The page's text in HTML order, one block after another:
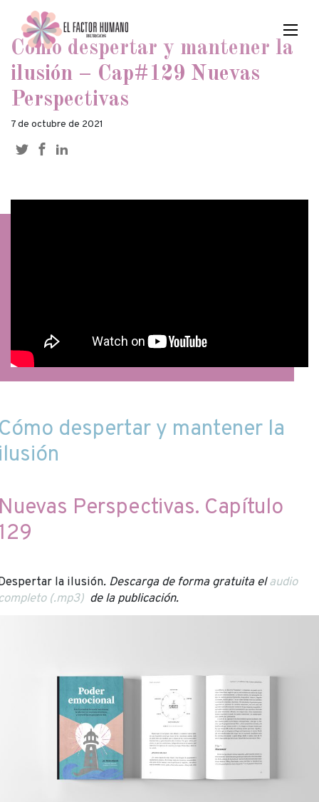
Cómo despertar y mantener la
ilusión – Cap#129 Nuevas
Perspectivas
7 de octubre de 2021
despertar y mantener la
Perspectivas. Capítulo
la ilusión. Descarga de forma gratuita elaudio
(.mp3) de la publicación.